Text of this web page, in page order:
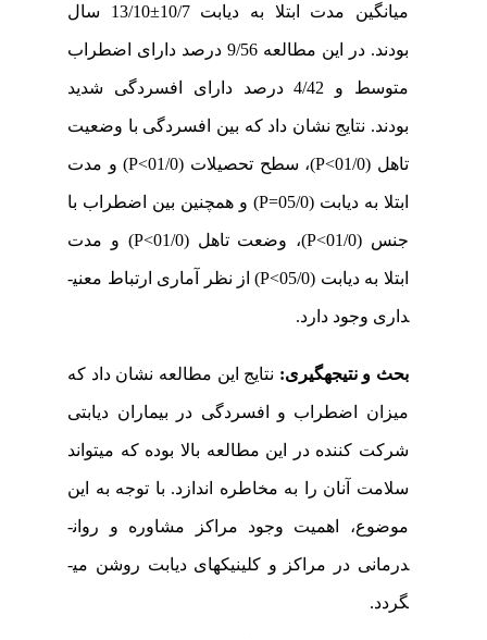
میانگین مدت ابتلا به دیابت 10/7 ± 13/10 سال
بودند. در این مطالعه 9/56 درصد دارای اضطراب
متوسط و 4/42 درصد دارای افسردگی شدید
بودند. نتایج نشان داد که بین افسردگی با وضعیت
تاهل (01/0
P˂)،سطح تحصیلات(01/0
P˂
)و مدت
ابتلا به دیابت(05/0
P=
)و همچنین بین اضطراب با
جنس(01/0
P˂
)، وضعت تاهل(01/0
P˂
)و مدت
ابتلا به دیابت(05/0
P˂
)
از نظر آماری ارتباط معنی­
داری وجود دارد.
بحث و نتیجه­گیری:نتایج این مطالعه نشان داد که
میزان اضطراب و افسردگی در بیماران دیابتی
شرکت کننده در این مطالعه بالا بوده که می­تواند
سلامت آنان را به مخاطره اندازد. با توجه به این
موضوع، اهمیت وجود مراکز مشاوره و روان­
درمانی در مراکز و کلینیک­های دیابت روشن می­
گردد.